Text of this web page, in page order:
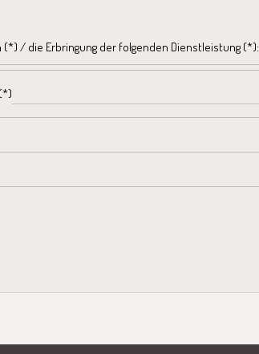
/ die Erbringung der folgenden Dienstleistung (*):